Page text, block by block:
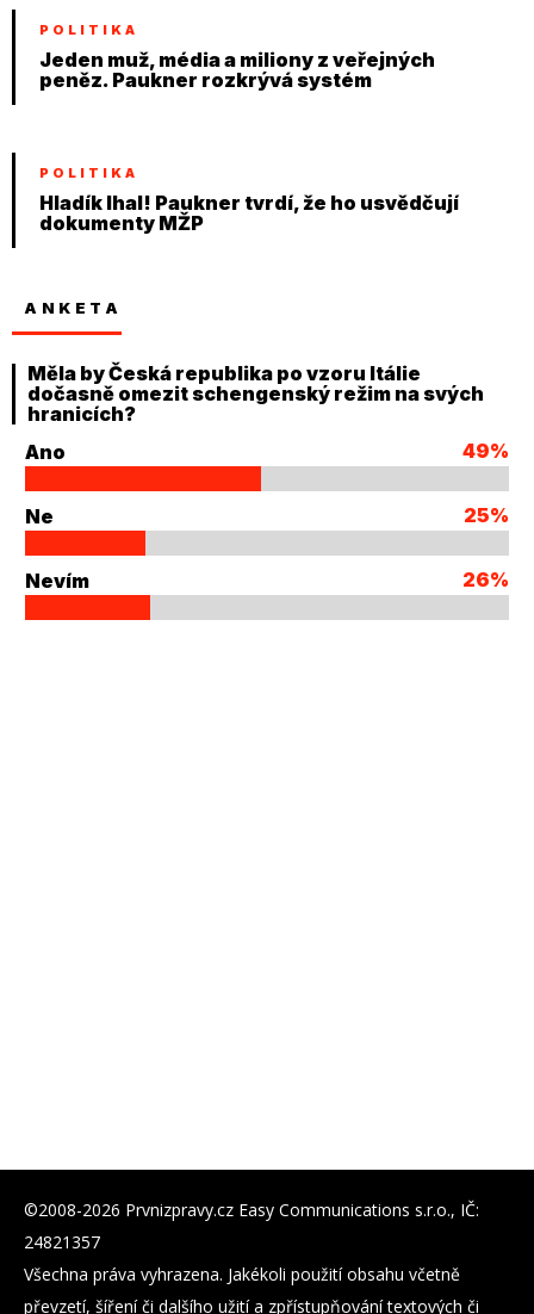
POLITIKA
Jeden muž, média a miliony z veřejných
peněz. Paukner rozkrývá systém
POLITIKA
Hladík lhal! Paukner tvrdí, že ho usvědčují
dokumenty MŽP
ANKETA
Měla by Česká republika po vzoru Itálie
dočasně omezit schengenský režim na svých
hranicích?
Ano
49%
Ne 25%
Nevím 26%
©2008-2026 Prvnizpravy.cz Easy Communications s.r.o., IČ:
24821357
Všechna práva vyhrazena. Jakékoli použití obsahu včetně
převzetí, šíření či dalšího užití a zpřístupňování textových či